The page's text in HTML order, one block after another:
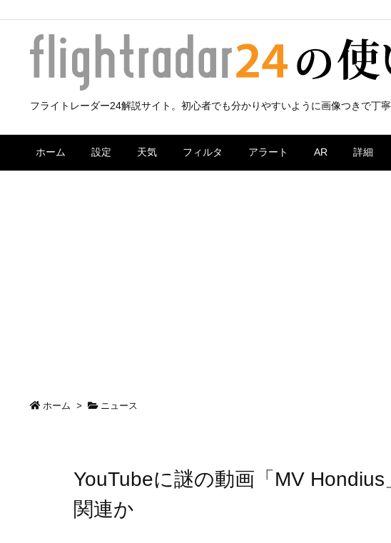
フライトレーダー24解説サイト。初心者でも分かりやすいように画像つきで丁
ホーム 設定 天気 フィルタ アラート AR 詳細
ホーム > ニュース
YouTubeに謎の動画「MV
関連か